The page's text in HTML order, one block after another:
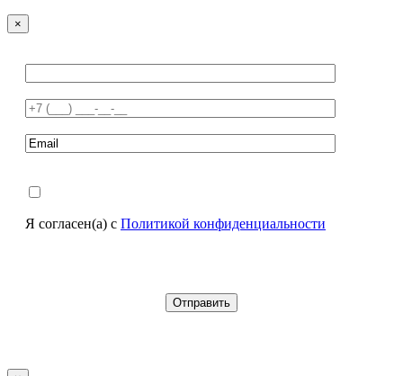
×
Я согласен(а) с Политикой конфиденциальности